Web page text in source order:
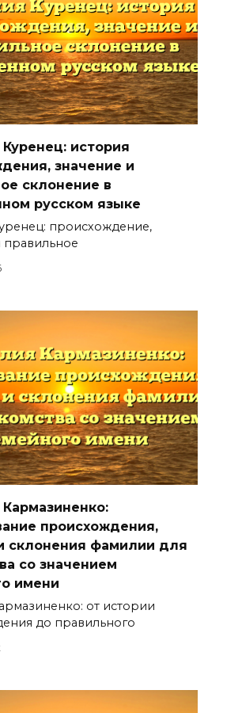
история
значение и
склонение в
русском языке
происхождение,
правильное
происхождения,
склонения фамилии для
со значением
имени
от истории
до правильного